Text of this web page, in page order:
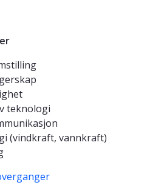
teknologi
(vindkraft, vannkraft)